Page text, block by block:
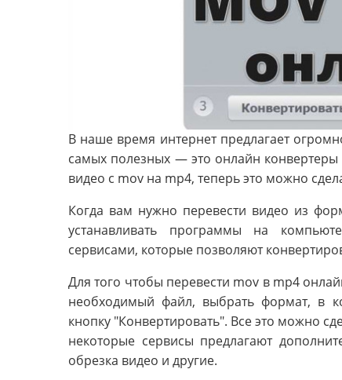
В наше время интернет предлагает
самых полезных — это онлайн
видео с mov на mp4, теперь это можно
Когда вам нужно перевести видео из
устанавливать программы на
сервисами, которые позволяют
Для того чтобы перевести mov в mp4
необходимый файл, выбрать формат, в
кнопку "Конвертировать". Все это можно
некоторые сервисы предлагают
обрезка видео и другие.